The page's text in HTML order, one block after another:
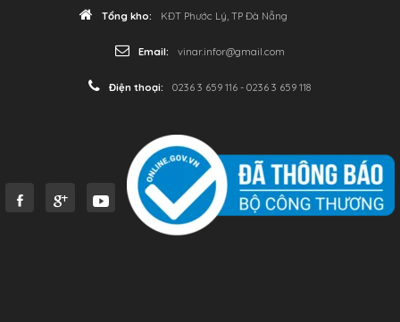
Tổng kho: KĐT Phước Lý, TP Đà Nẵng
Email: vinar.infor@gmail.com
Điện thoại: 0236 3 659 116 - 0236 3 659 118